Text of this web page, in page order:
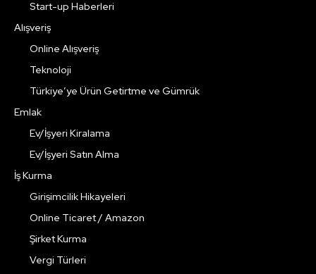
Start-up Haberleri
Alışveriş
Online Alışveriş
Teknoloji
Türkiye’ye Ürün Getirtme ve Gümrük
Emlak
Ev/İşyeri Kiralama
Ev/İşyeri Satın Alma
İş Kurma
Girişimcilik Hikayeleri
Online Ticaret / Amazon
Şirket Kurma
Vergi Türleri